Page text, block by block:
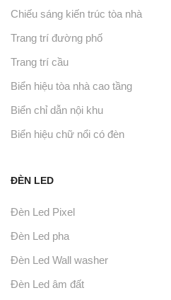
Chiếu sáng kiến trúc tòa nhà
Trang trí đường phố
Trang trí cầu
Biển hiệu tòa nhà cao tầng
Biển chỉ dẫn nội khu
Biển hiệu chữ nổi có đèn
ĐÈN LED
Đèn Led Pixel
Đèn Led pha
Đèn Led Wall washer
Đèn Led âm đất